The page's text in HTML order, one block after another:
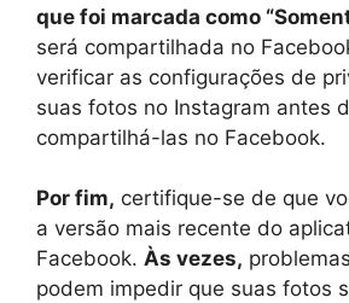
que foi marcada como
será compartilhada no
verificar as configurações de
suas fotos no Instagram antes
compartilhá-las no Facebook.
Por fim, certifique-se de que
a versão mais recente do
Facebook. Às vezes,
podem impedir que suas fotos